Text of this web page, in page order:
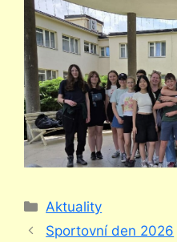
Rubriky
Aktuality
Sportovní den 2026